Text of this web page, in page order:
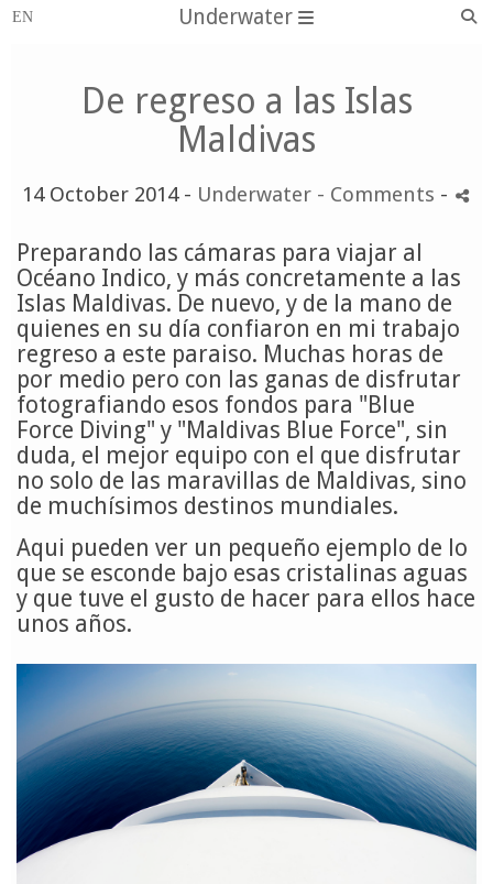
Underwater
De regreso a las Islas
Maldivas
14 October 2014 - Underwater - Comments -
Preparando las cámaras para viajar al
Océano Indico, y más concretamente a las
Islas Maldivas. De nuevo, y de la mano de
quienes en su día confiaron en mi trabajo
regreso a este paraiso. Muchas horas de
por medio pero con las ganas de disfrutar
fotografiando esos fondos para "Blue
Force Diving" y "Maldivas Blue Force", sin
duda, el mejor equipo con el que disfrutar
no solo de las maravillas de Maldivas, sino
de muchísimos destinos mundiales.
Aqui pueden ver un pequeño ejemplo de lo
que se esconde bajo esas cristalinas aguas
y que tuve el gusto de hacer para ellos hace
unos años.